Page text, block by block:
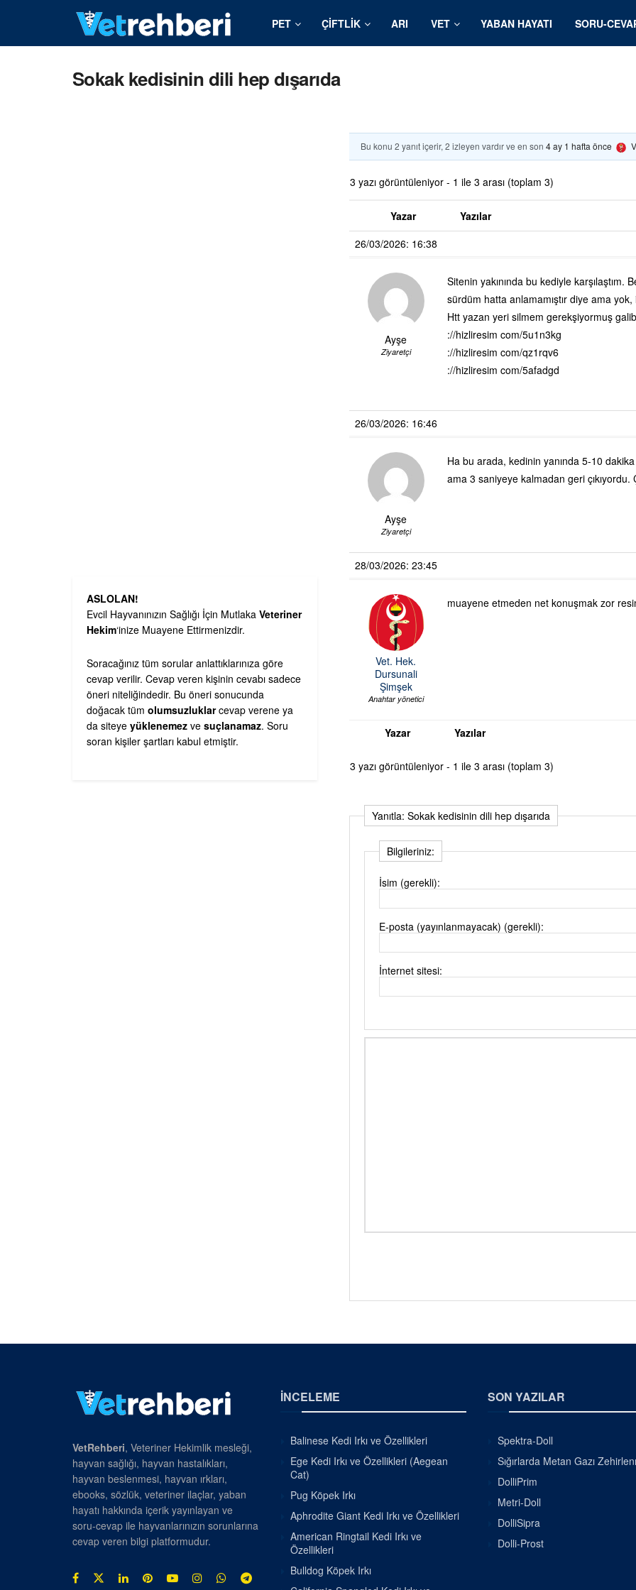
PET ÇIFTLIK ARI VET YABAN HAYATI SORU-
Sokak kedisinin dili hep dışarıda
Bu konu 2 yanıt içerir, 2 izleyen vardır ve en son 4 ay 1 hafta önce
3 yazı görüntüleniyor - 1 ile 3 arası (toplam 3)
Yazar
Yazılar
26/03/2026: 16:38
Ayşe
Ziyaretçi
Sitenin yakınında bu kediyle karşılaştım.
sürdüm hatta anlamamıştır diye ama
Htt yazan yeri silmem gerekşiyormuş
://hizliresim com/5u1n3kg
://hizliresim com/qz1rqv6
://hizliresim com/5afadgd
26/03/2026: 16:46
Ayşe
Ziyaretçi
Ha bu arada, kedinin yanında 5-10
ama 3 saniyeye kalmadan geri
28/03/2026: 23:45
Vet. Hek.
Dursunali
Şimşek
Anahtar yönetici
muayene etmeden net konuşmak zor
Yazar Yazılar
3 yazı görüntüleniyor - 1 ile 3 arası (toplam 3)
Yanıtla: Sokak kedisinin dili hep dışarıda
Bilgileriniz:
İsim (gerekli):
E-posta (yayınlanmayacak) (gerekli):
İnternet sitesi:
ASLOLAN!
Evcil Hayvanınızın Sağlığı İçin Mutlaka Veteriner
Hekim‘inize Muayene Ettirmenizdir.
Soracağınız tüm sorular anlattıklarınıza göre
cevap verilir. Cevap veren kişinin cevabı sadece
öneri niteliğindedir. Bu öneri sonucunda
doğacak tüm olumsuzluklarcevap verene ya
da siteye yüklenemez ve suçlanamaz. Soru
soran kişiler şartları kabul etmiştir.
VetRehberi, Veteriner Hekimlik mesleği,
hayvan sağlığı, hayvan hastalıkları,
hayvan beslenmesi, hayvan ırkları,
ebooks, sözlük, veteriner ilaçlar, yaban
hayatı hakkında içerik yayınlayan ve
soru-cevap ile hayvanlarınızın sorunlarına
cevap veren bilgi platformudur.
İNCELEME
Balinese Kedi Irkı ve Özellikleri
Ege Kedi Irkı ve Özellikleri (Aegean
Cat)
Pug Köpek Irkı
Aphrodite Giant Kedi Irkı ve Özellikleri
American Ringtail Kedi Irkı ve
Özellikleri
Bulldog Köpek Irkı
SON YAZILAR
Spektra-Doll
Sığırlarda Metan Gazı
DolliPrim
Metri-Doll
DolliSipra
Dolli-Prost